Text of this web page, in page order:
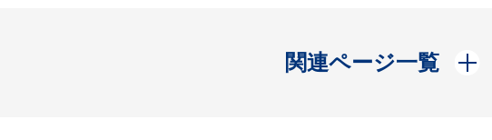
関連ページ一覧
開く